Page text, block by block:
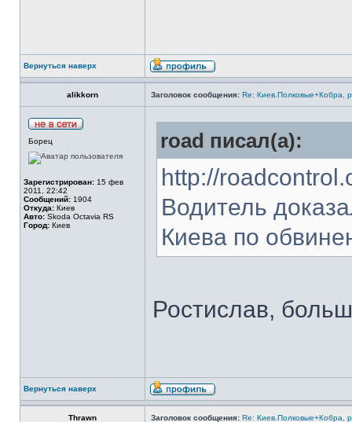
Вернуться наверх
alikkorn Заголовок сообщения: Re: Киев.Полковые+Кобра,
Борец
Зарегистрирован: 15 фев
2011, 22:42
Сообщений: 1904
Откуда: Киев
Авто: Skoda Octavia RS
Город: Киев
road писал(а):
http://
Водитель
Киева по
Ростислав,
Вернуться наверх
Thrawn Заголовок сообщения: Re: Киев.Полковые+Кобра,